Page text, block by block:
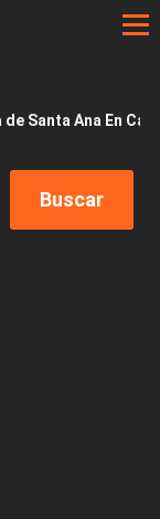
a la
de Santa Ana En